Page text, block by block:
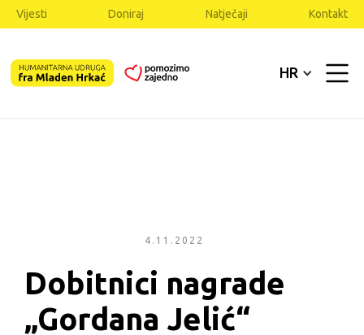
Vijesti Doniraj Natječaji Kontakt
HR
4.11.2022
Dobitnici nagrade
„Gordana Jelić“